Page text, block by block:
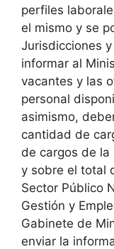
perfiles
el mismo y se
Jurisdicciones
informar al
vacantes y las
personal
asimismo,
cantidad de
de cargos de
y sobre el total
Sector Público
Gestión y
Gabinete de
enviar la